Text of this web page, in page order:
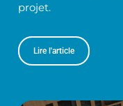
projet.
Lire l'article